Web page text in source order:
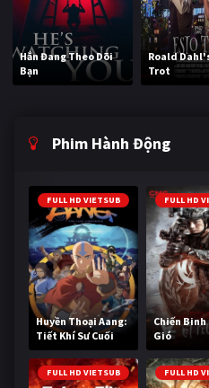
Hắn Đang Theo Dõi
Bạn
Roald
Trot
Phim Hành Động
FULL HD VIETSUB
Huyền Thoại Aang:
Tiết Khí Sư Cuối
Cùng
FULL HD
Chiến
Gió
FULL HD VIETSUB FULL HD